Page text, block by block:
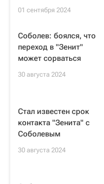
01 сентября 2024
Соболев: боялся, что
переход в "Зенит"
может сорваться
30 августа 2024
Стал известен срок
контакта "Зенита" с
Соболевым
30 августа 2024